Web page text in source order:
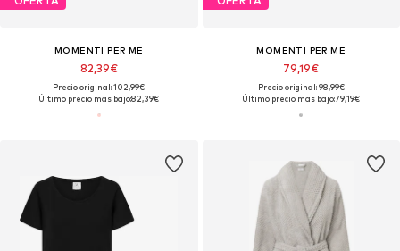
MOMENTI PER ME
82,39€
Precio original: 102,99€
Último precio más bajo:82,39€
MOMENTI PER ME
79,19€
Precio original: 98,99€
Último precio más bajo:79,19€